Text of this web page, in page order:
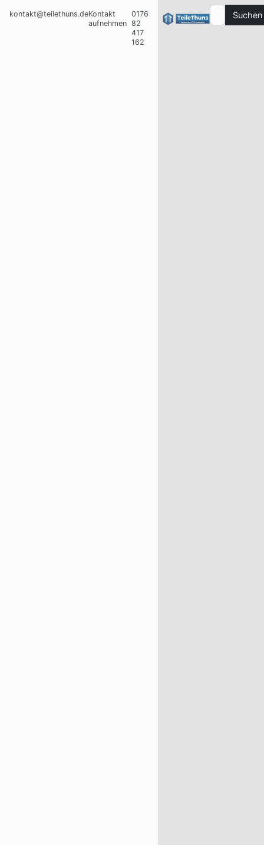
kontakt@teilethuns.deKontakt
aufnehmen
0176
82
417
162
Suchen